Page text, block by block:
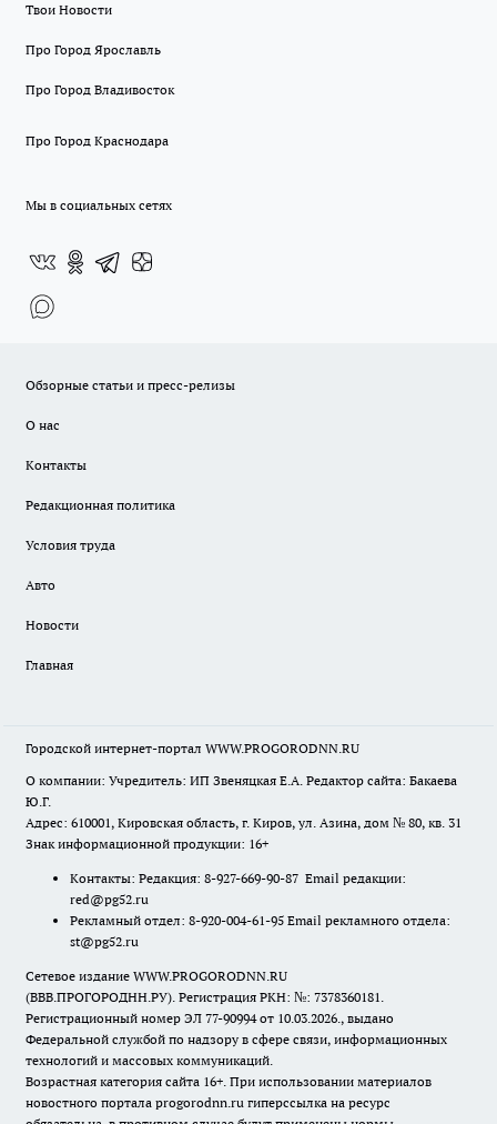
Твои Новости
Про Город Ярославль
Про Город Владивосток
Про Город Краснодара
Мы в социальных сетях
Обзорные статьи и пресс-релизы
О нас
Контакты
Редакционная политика
Условия труда
Авто
Новости
Главная
Городской интернет-портал WWW.PROGORODNN.RU
О компании: Учредитель: ИП Звеняцкая Е.А. Редактор сайта: Бакаева
Ю.Г.
Адрес: 610001, Кировская область, г. Киров, ул. Азина, дом № 80, кв. 31
Знак информационной продукции: 16+
Контакты: Редакция: 8-927-669-90-87 Email редакции:
red@pg52.ru
Рекламный отдел: 8-920-004-61-95 Email рекламного отдела:
st@pg52.ru
Сетевое издание WWW.PROGORODNN.RU
(ВВВ.ПРОГОРОДНН.РУ). Регистрация РКН: №: 7378360181.
Регистрационный номер ЭЛ 77-90994 от 10.03.2026., выдано
Федеральной службой по надзору в сфере связи, информационных
технологий и массовых коммуникаций.
Возрастная категория сайта 16+. При использовании материалов
новостного портала progorodnn.ru гиперссылка на ресурс